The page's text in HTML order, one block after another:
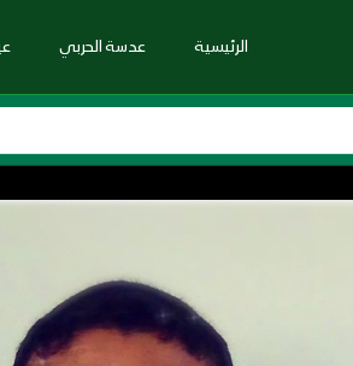
الرئيسية عدسة الحربي